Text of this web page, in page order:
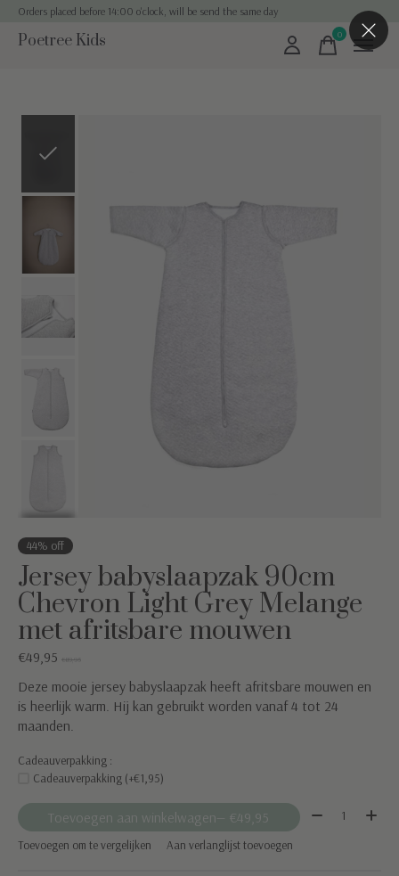
Orders placed before 14:00 o'clock, will be send the same day
Poetree Kids 0items
44% off
Jersey babyslaapzak 90cm
Chevron Light Grey Melange
met afritsbare mouwen
€49,95 €89,95
Deze mooie jersey babyslaapzak heeft afritsbare mouwen en
is heerlijk warm. Hij kan gebruikt worden vanaf 4 tot 24
maanden.
Cadeauverpakking :
Cadeauverpakking (+€1,95)
Toevoegen aan winkelwagen — €49,95 Aantal:
Toevoegen om te vergelijken Aan verlanglijst toevoegen